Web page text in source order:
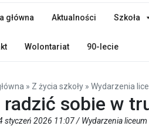
główna Aktualności Szkoła
Wolontariat 90-lecie
» Z życia szkoły » Wydarzenia
radzić sobie w
styczeń 2026 11:07 / Wydarzenia liceum